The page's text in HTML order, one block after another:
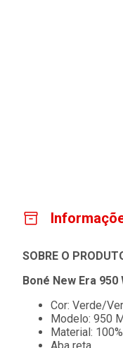
SOBRE O
Boné New Era
Cor: Verde/
Modelo: 950
Material: